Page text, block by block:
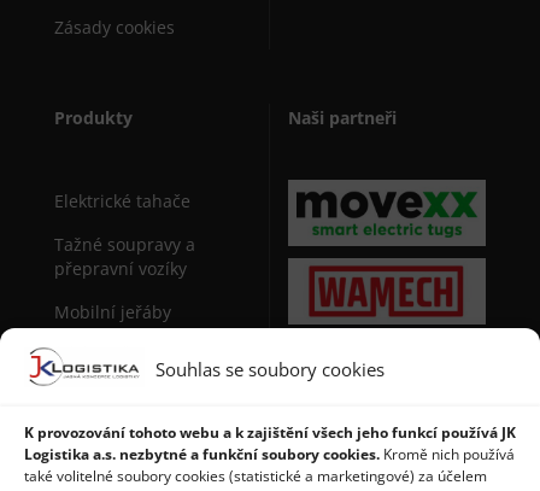
Souhlas se soubory cookies
K provozování tohoto webu a k zajištění všech jeho funkcí používá JK
Logistika a.s. nezbytné a funkční soubory cookies. Kromě nich používá
také volitelné soubory cookies (statistické a marketingové) za účelem
Zásady cookies
Produkty
Elektrické tahače
Tažné soupravy a
přepravní vozíky
Mobilní jeřáby
Sudová manipulační
technika
Stohovače palet
Regály a použité regály
Naši partneři